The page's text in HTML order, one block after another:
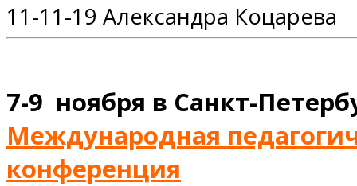
11-11-19 Александра Коцарева
7-9 ноября в Санкт-
Международная
конференция